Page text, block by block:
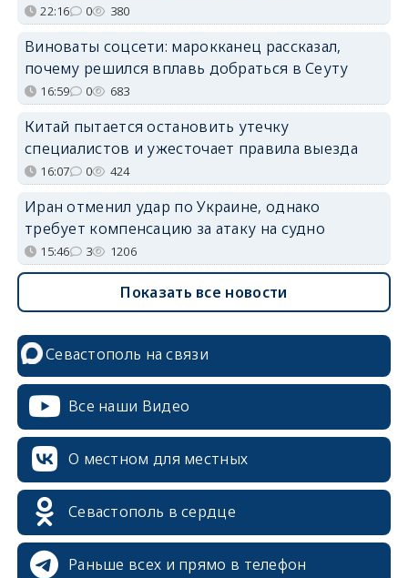
22:16 0 380
Виноваты соцсети: марокканец рассказал,
почему решился вплавь добраться в Сеуту
16:59 0 683
Китай пытается остановить утечку
специалистов и ужесточает правила выезда
16:07 0 424
Иран отменил удар по Украине, однако
требует компенсацию за атаку на судно
15:46 3 1206
Показать все новости
Севастополь на связи
Все наши Видео
О местном для местных
Севастополь в сердце
Раньше всех и прямо в телефон